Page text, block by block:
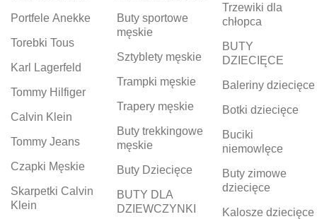
Portfele Anekke
Torebki Tous
Karl Lagerfeld
Tommy Hilfiger
Calvin Klein
Tommy Jeans
Czapki Męskie
Skarpetki Calvin
Klein
Buty sportowe
męskie
Sztyblety męskie
Trampki męskie
Trapery męskie
Buty trekkingowe
męskie
Buty Dziecięce
BUTY DLA
DZIEWCZYNKI
Trzewiki dla
chłopca
BUTY
DZIECIĘCE
Baleriny dziecięce
Botki dziecięce
Buciki
niemowlęce
Buty zimowe
dziecięce
Kalosze dziecięce